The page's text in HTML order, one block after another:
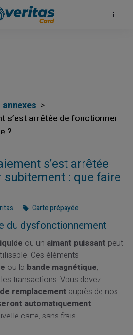
s’est arrêtée de fonctionner
?
s’est arrêtée
subitement : que faire
Carte prépayée
du dysfonctionnement
ou un aimant puissant peut
Ces éléments
ou la bande magnétique,
transactions. Vous devez
remplacement auprès de nos
automatiquement
carte, sans frais